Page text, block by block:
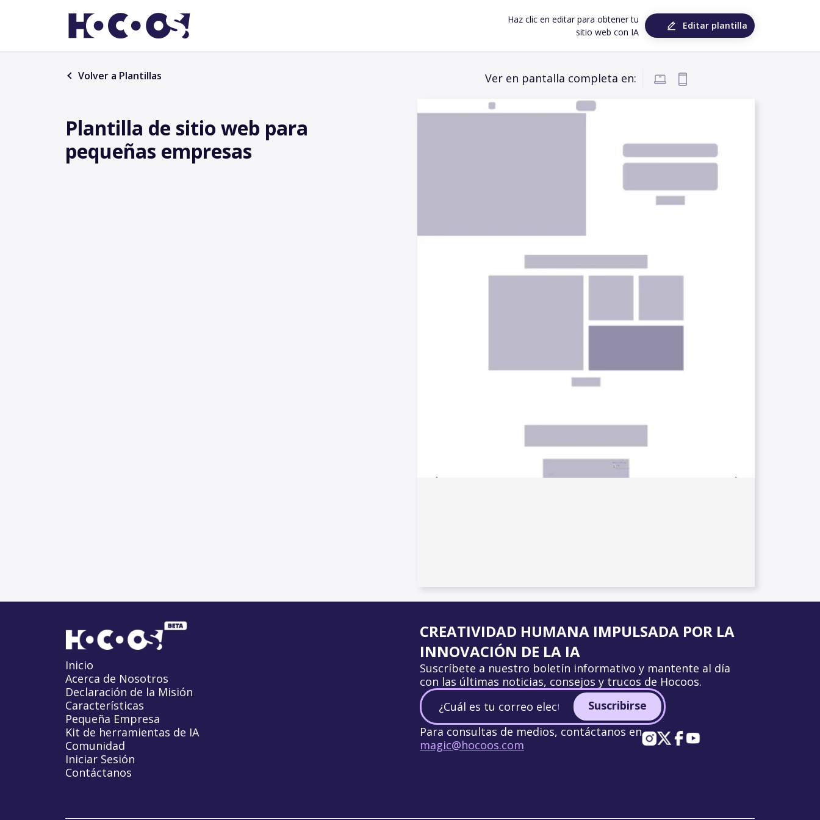
Haz clic en editar para obtener tu
sitio web con IA
Editar plantilla
Volver a Plantillas
Plantilla de sitio web para
pequeñas empresas
Ver en pantalla completa en:
Inicio
Acerca de Nosotros
Declaración de la Misión
Características
Pequeña Empresa
Kit de herramientas de IA
Comunidad
Iniciar Sesión
Contáctanos
CREATIVIDAD HUMANA IMPULSADA POR LA
INNOVACIÓN DE LA IA
Suscríbete a nuestro boletín informativo y mantente al día
con las últimas noticias, consejos y trucos de Hocoos.
Suscribirse
Para consultas de medios, contáctanos en
magic@hocoos.com